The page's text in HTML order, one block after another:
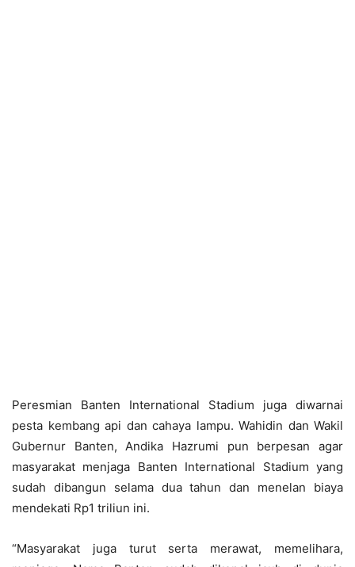
Peresmian Banten International Stadium juga diwarnai
pesta kembang api dan cahaya lampu. Wahidin dan Wakil
Gubernur Banten, Andika Hazrumi pun berpesan agar
masyarakat menjaga Banten International Stadium yang
sudah dibangun selama dua tahun dan menelan biaya
mendekati Rp1 triliun ini.
“Masyarakat juga turut serta merawat, memelihara,